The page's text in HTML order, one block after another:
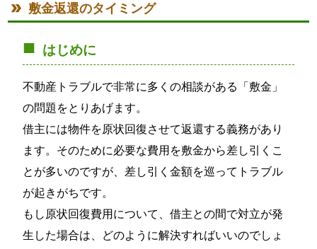
敷金返還のタイミング
はじめに
不動産トラブルで非常に多くの相談がある「敷金」
の問題をとりあげます。
借主には物件を原状回復させて返還する義務があり
ます。そのために必要な費用を敷金から差し引くこ
とが多いのですが、差し引く金額を巡ってトラブル
が起きがちです。
もし原状回復費用について、借主との間で対立が発
生した場合は、どのように解決すればいいのでしょ